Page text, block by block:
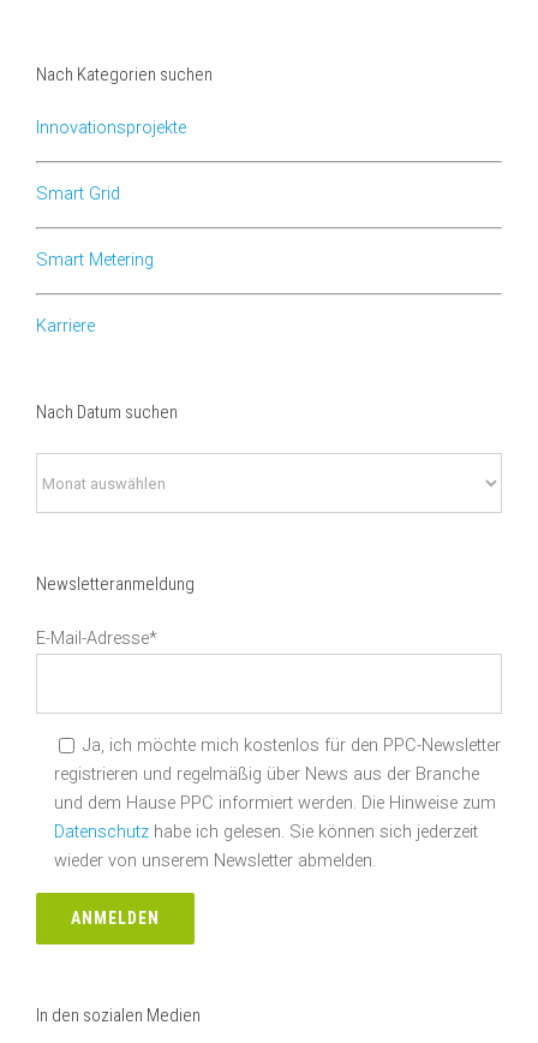
Nach Kategorien suchen
Innovationsprojekte
Smart Grid
Smart Metering
Karriere
Nach Datum suchen
Datum
Newsletteranmeldung
E-Mail-Adresse*
Ja, ich möchte mich kostenlos für den PPC-Newsletter
registrieren und regelmäßig über News aus der Branche
und dem Hause PPC informiert werden. Die Hinweise zum
Datenschutzhabe ich gelesen. Sie können sich jederzeit
wieder von unserem Newsletter abmelden.
In den sozialen Medien